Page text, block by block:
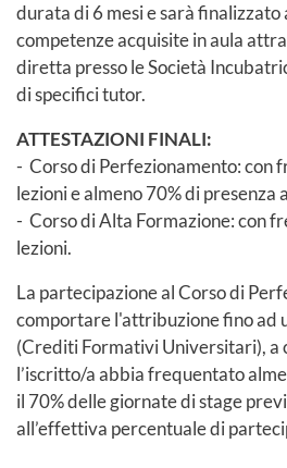
durata di 6 mesi e sarà finalizzato
competenze acquisite in aula
diretta presso le Società
di specifici tutor.
ATTESTAZIONI FINALI:
- Corso di Perfezionamento: con
lezioni e almeno 70% di presenza
- Corso di Alta Formazione: con
lezioni.
La partecipazione al Corso di
comportare l'attribuzione fino ad
(Crediti Formativi Universitari), a
l’iscritto/a abbia frequentato
il 70% delle giornate di stage
all’effettiva percentuale di